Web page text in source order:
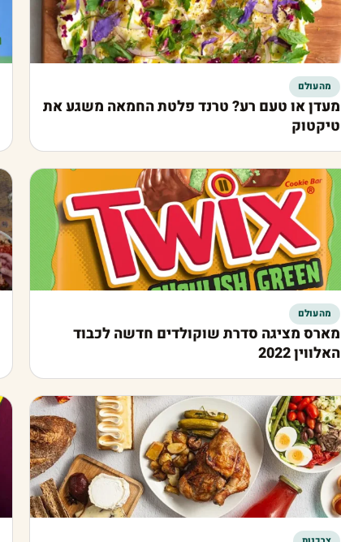
מהעולם
מעדן או טעם רע? טרנד פלטת החמאה משגע את
טיקטוק
מהעולם
מארס מציגה סדרת שוקולדים חדשה לכבוד
האלווין 2022